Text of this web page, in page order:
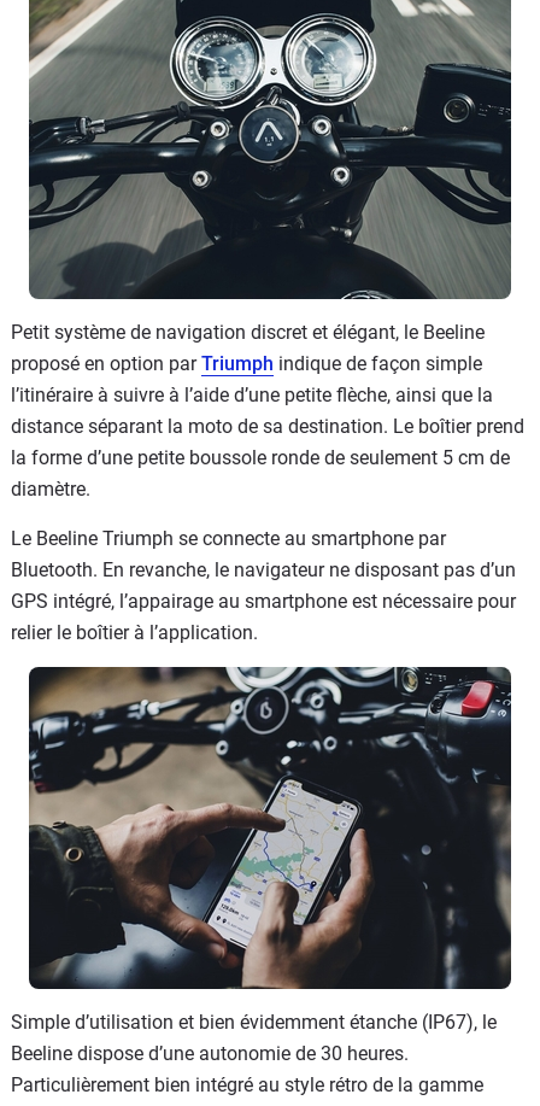
Petit système de navigation discret et élégant, le Beeline
proposé en option parTriumph indique de façon simple
l’itinéraire à suivre à l’aide d’une petite flèche, ainsi que la
distance séparant la moto de sa destination. Le boîtier prend
la forme d’une petite boussole ronde de seulement 5 cm de
diamètre.
Le Beeline Triumph se connecte au smartphone par
Bluetooth. En revanche, le navigateur ne disposant pas d’un
GPS intégré, l’appairage au smartphone est nécessaire pour
relier le boîtier à l’application.
Simple d’utilisation et bien évidemment étanche (IP67), le
Beeline dispose d’une autonomie de 30 heures.
Particulièrement bien intégré au style rétro de la gamme